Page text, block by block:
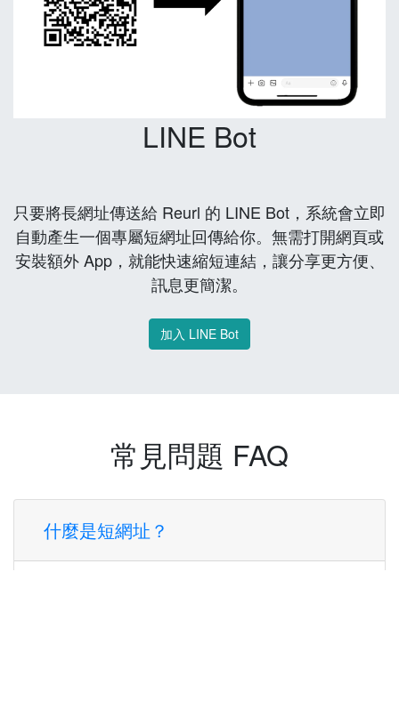
LINE Bot
只要將長網址傳送給 Reurl 的 LINE Bot，系統會立即
自動產生一個專屬短網址回傳給你。無需打開網頁或
安裝額外 App，就能快速縮短連結，讓分享更方便、
訊息更簡潔。
加入 LINE Bot
常見問題 FAQ
什麼是短網址？